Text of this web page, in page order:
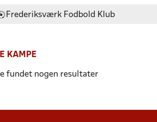
Frederiksværk Fodbold Klub
KAMPE
fundet nogen resultater